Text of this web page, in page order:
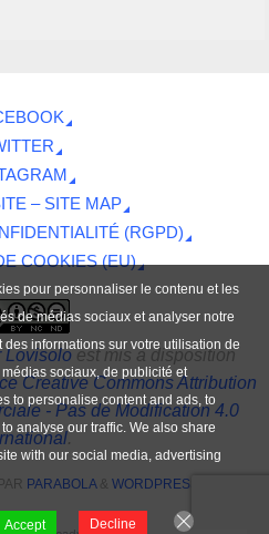
– SITE MAP
(RGPD)
COOKIES (EU)
Lovisoloest mis à disposition
Creative Commons Attribution
- Pas de Modification 4.0
.
PARABOLA& WORDPRESS.
pour personnaliser le contenu et les
de médias sociaux et analyser notre
informations sur votre utilisation de
sociaux, de publicité et
to personalise content and ads, to
analyse our traffic. We also share
with our social media, advertising
Accept Decline